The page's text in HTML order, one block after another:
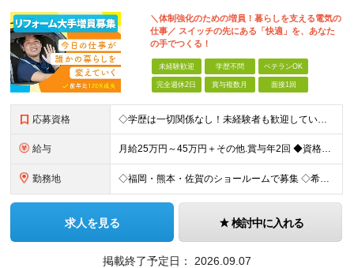
＼体制強化のための増員！暮らしを支える電気の
仕事／ スイッチの先にある「快適」を、あなた
の手でつくる！
未経験歓迎 学歴不問 ベテランOK
完全週休2日 賞与複数月 面接1回
応募資格 ◇学歴は一切関係なし！未経験者も歓迎しています ◇30歳以下の方/普通自動車免許（AT限定可） ＼必須条件／ ・30歳以下の方（長期勤続によるキャリア形成のため） ・要普通免許（AT限定可） ＼募
給与 月給25万円～45万円＋その他.賞与年2回 ◆資格・能力等に応じて、それ以上の額からのスタートもあり！ 普免以外の資格やスキルがあればお聞かせください！ ※残業代は別途支給します。 ※2ヶ月の試用
勤務地 ◇福岡・熊本・佐賀のショールームで募集 ◇希望を考慮して配属 ▽福岡県 ・福岡東ショールーム（福岡市東区） ・福岡南ショールーム（福岡市南区） ・福岡早良ショールーム（福岡市早良区） ・福岡筑紫ショ
求人を見る 検討中に入れる
掲載終了予定日： 2026.09.07